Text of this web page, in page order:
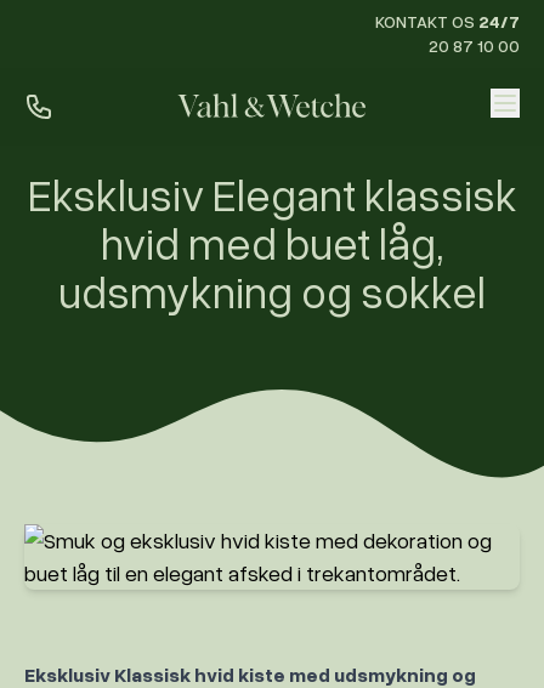
KONTAKT OS 24/7
20 87 10 00
Priser
Ofte stillede spørgsmål
Mød os
KONTAKT OS24/7
20 87 10 00
Eksklusiv Elegant klassisk
hvid med buet låg,
udsmykning og sokkel
Eksklusiv Klassisk hvid kiste med udsmykning og